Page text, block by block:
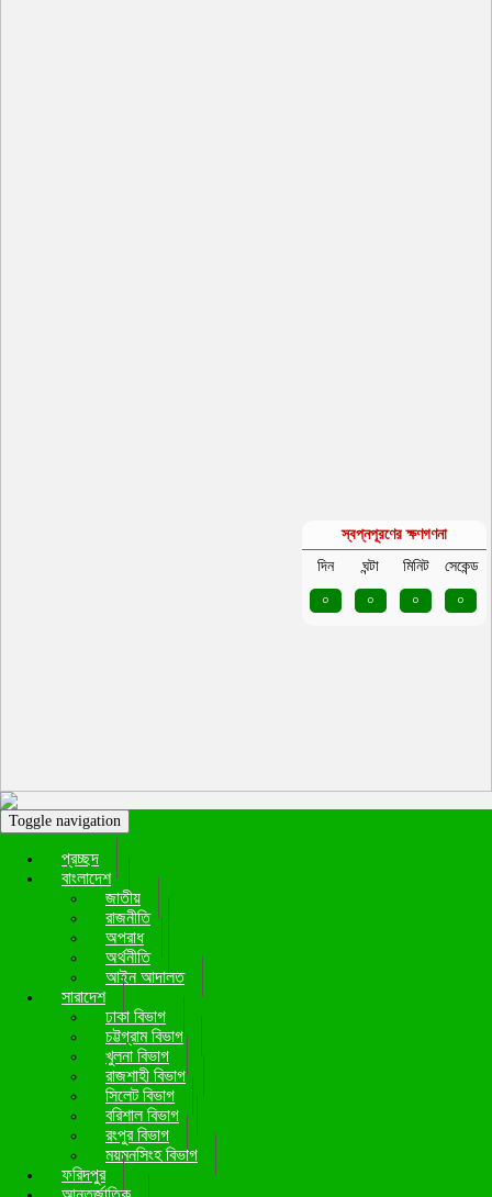
Toggle navigation
প্রচ্ছদ
বাংলাদেশ
জাতীয়
রাজনীতি
অপরাধ
অর্থনীতি
আইন আদালত
সারাদেশ
ঢাকা বিভাগ
চট্টগ্রাম বিভাগ
খুলনা বিভাগ
রাজশাহী বিভাগ
সিলেট বিভাগ
বরিশাল বিভাগ
রংপুর বিভাগ
ময়মনসিংহ বিভাগ
ফরিদপুর
স্বপ্নপূরণের ক্ষণগণনা
দিন
ঘন্টা মিনিট
সেকেন্ড
০
০ ০ ০